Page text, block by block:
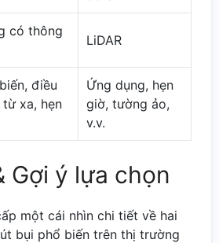
có thông
LiDAR
điều
từ xa, hẹn
Ứng dụng, hẹn
giờ, tường ảo,
v.v.
Gợi ý lựa chọn
một cái nhìn chi tiết về hai
bụi phổ biến trên thị trường